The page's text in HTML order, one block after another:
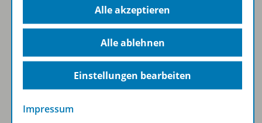
Zum Newsletter anmelden
Folgen Sie uns auf Social Media
Alle akzeptieren
Alle ablehnen
Einstellungen bearbeiten
Impressum